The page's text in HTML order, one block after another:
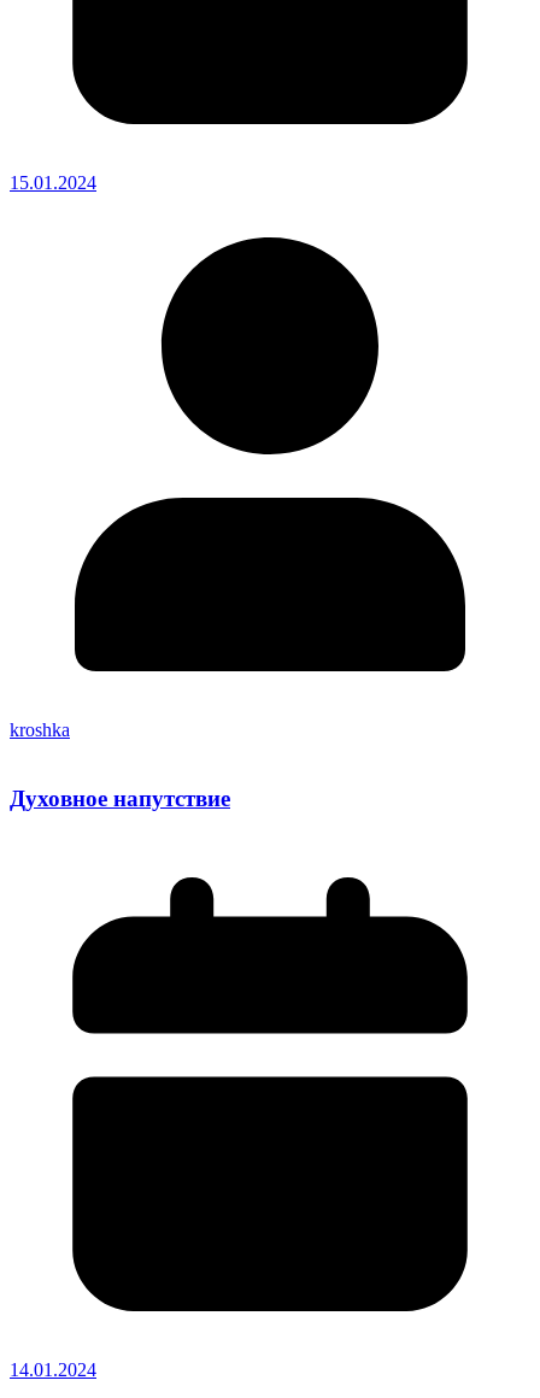
15.01.2024
kroshka
Духовное напутствие
14.01.2024